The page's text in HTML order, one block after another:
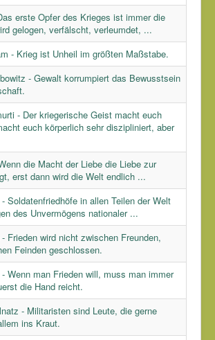
erste Opfer des Krieges ist immer die
gelogen, verfälscht, verleumdet, ...
- Krieg ist Unheil im größten Maßstabe.
- Gewalt korrumpiert das Bewusstsein
- Der kriegerische Geist macht euch
euch körperlich sehr diszipliniert, aber
die Macht der Liebe die Liebe zur
erst dann wird die Welt endlich ...
Soldatenfriedhöfe in allen Teilen der Welt
des Unvermögens nationaler ...
Frieden wird nicht zwischen Freunden,
Feinden geschlossen.
Wenn man Frieden will, muss man immer
die Hand reicht.
- Militaristen sind Leute, die gerne
ins Kraut.